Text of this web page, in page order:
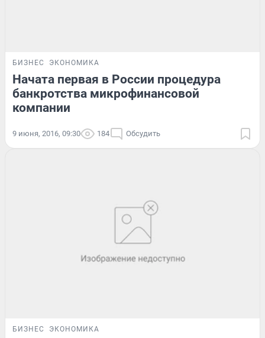
БИЗНЕС ЭКОНОМИКА
Начата первая в России процедура
банкротства микрофинансовой
компании
9 июня, 2016, 09:30 184 Обсудить
БИЗНЕС ЭКОНОМИКА